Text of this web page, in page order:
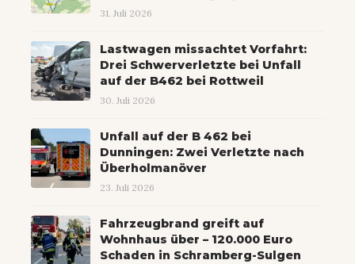
31. Juli 2026
Lastwagen missachtet Vorfahrt:
Drei Schwerverletzte bei Unfall
auf der B462 bei Rottweil
30. Juli 2026
Unfall auf der B 462 bei
Dunningen: Zwei Verletzte nach
Überholmanöver
23. Juli 2026
Fahrzeugbrand greift auf
Wohnhaus über – 120.000 Euro
Schaden in Schramberg-Sulgen